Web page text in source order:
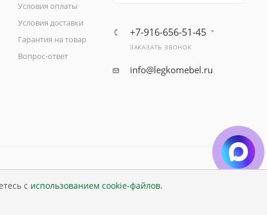
с использованием cookie-файлов.
Условия оплаты
Условия доставки
Гарантия на товар
Вопрос-ответ
+7-916-656-51-45
ЗАКАЗАТЬ ЗВОНОК
info@legkomebel.ru